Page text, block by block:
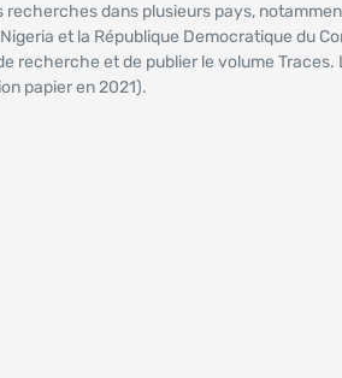
dans plusieurs pays, notamment
et la République Democratique du
recherche et de publier le volume
papier en 2021).